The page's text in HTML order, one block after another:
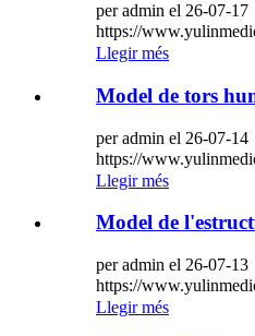
per admin el 26-07-17
https://
Llegir més
Model de tors
per admin el 26-07-14
https://
Llegir més
Model de
per admin el 26-07-13
https://
Llegir més